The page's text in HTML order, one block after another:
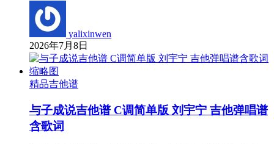
yalixinwen
2026年7月8日
精品吉他谱
与子成说吉他谱 C调简单版 刘宇宁 吉他弹唱谱
含歌词